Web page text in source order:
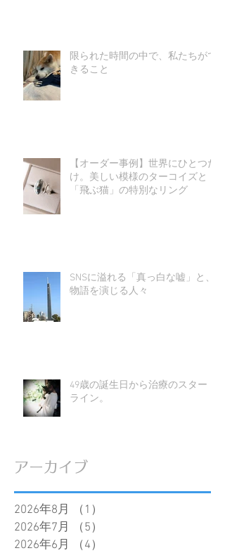
限られた時間の中で、私たちがで
きること
【オーダー事例】世界にひとつだ
け。美しい模様のターコイズと
「飛ぶ猫」の特別なリング
SNSに溢れる「真っ白な嘘」と、
物語を演じる人々
49歳の誕生日から治療のスタート
ライン。
アーカイブ
2026年8月 （1）
2026年7月
（5）
2026年6月
（4）